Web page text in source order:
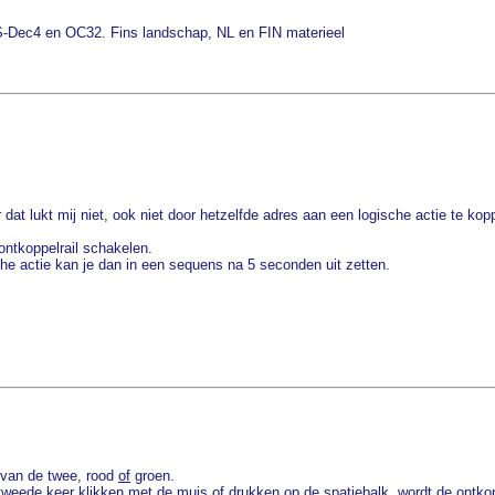
en OC32. Fins landschap, NL en FIN materieel
lukt mij niet, ook niet door hetzelfde adres aan een logische actie te
schakelen.
actie kan je dan in een sequens na 5 seconden uit zetten.
de twee, rood of groen.